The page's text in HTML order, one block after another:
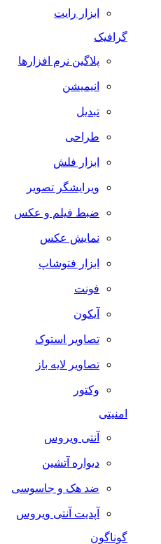
ابزار رایت
گرافیک
پلاگین نرم افزارها
انیمیشن
تبدیل
طراحی
ابزار فلش
ویرایشگر تصویر
ضبط فيلم و عكس
نمایش عکس
ابزار فتوشاپ
فونت
آیکون
تصاویر استوک
تصاویر لایه باز
وکتور
آنتی ویروس
دیواره آتشین
ضد هک و جاسوسی
آپدیت آنتی ویروس
گوناگون